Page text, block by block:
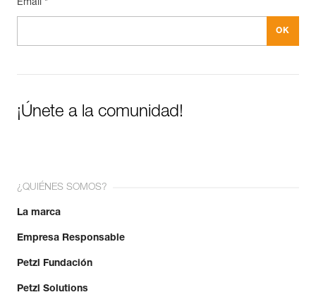
Email *
¡Únete a la comunidad!
¿QUIÉNES SOMOS?
La marca
Empresa Responsable
Petzl Fundación
Petzl Solutions